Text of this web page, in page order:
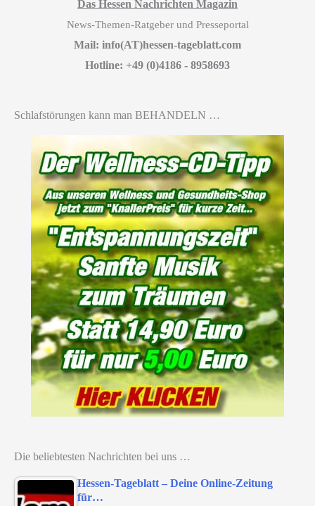
Das Hessen Nachrichten Magazin
News-Themen-Ratgeber und Presseportal
Mail: info(AT)hessen-tageblatt.com
Hotline: +49 (0)4186 - 8958693
Schlafstörungen kann man BEHANDELN …
Die beliebtesten Nachrichten bei uns …
Hessen-Tageblatt – Deine Online-Zeitung
für…